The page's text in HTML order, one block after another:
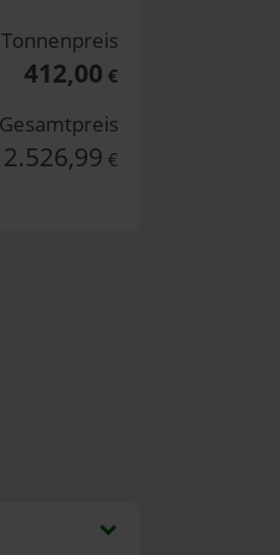
Tonnenpreis
412,00 €
Gesamtpreis
2.526,99 €